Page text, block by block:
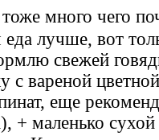
много чего
лучше, вот
свежей
вареной
еще
+ маленько